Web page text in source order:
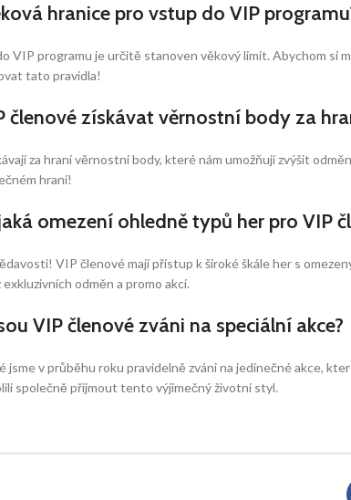
hranice pro vstup do VIP
VIP programu je určitě stanoven věkový limit. Abychom si
tato pravidla!
členové získávat věrnostní body za
za hraní věrnostní body, které nám umožňují zvýšit
hraní!
omezení ohledně typů her pro VIP
VIP členové mají přístup k široké škále her s
odměn a promo akcí.
VIP členové zváni na speciální akce?
jsme v průběhu roku pravidelně zváni na jedinečné akce,
společně přijmout tento výjimečný životní styl.